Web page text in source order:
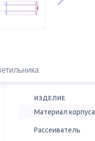
ИЗДЕЛИЕ
Материал корпуса
Рассеиватель